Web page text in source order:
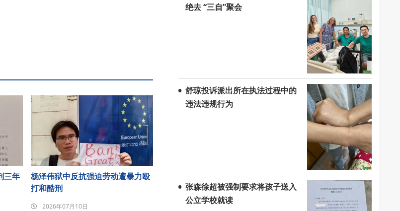
三年
杨泽伟狱中反抗强迫劳动遭暴力殴
打和酷刑
2026年07月10日
绝去 “三自”聚会
舒琼投诉派出所在执法过程中的
违法违规行为
张森徐超被强制要求将孩子送入
公立学校就读